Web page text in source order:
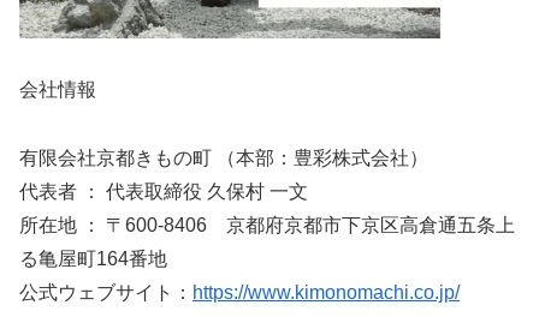
会社情報
有限会社京都きもの町 （本部：豊彩株式会社）
代表者 ： 代表取締役 久保村 一文
所在地 ： 〒600-8406 京都府京都市下京区高倉通五条上
る亀屋町164番地
公式ウェブサイト： https://www.kimonomachi.co.jp/